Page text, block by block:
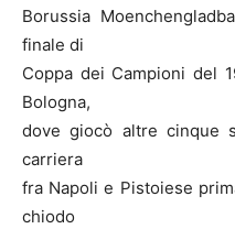
Borussia
finale di
Coppa dei Campioni del
Bologna,
dove giocò altre cinque
carriera
fra Napoli e Pistoiese
chiodo